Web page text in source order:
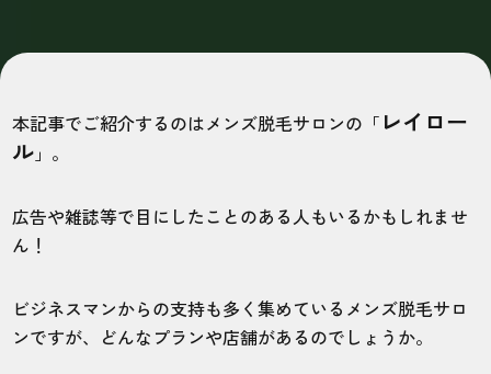
本記事でご紹介するのはメンズ脱毛サロンの「 レイロー
ル 」。
広告や雑誌等で目にしたことのある人もいるかもしれませ
ん！
ビジネスマンからの支持も多く集めているメンズ脱毛サロ
ンですが、どんなプランや店舗があるのでしょうか。